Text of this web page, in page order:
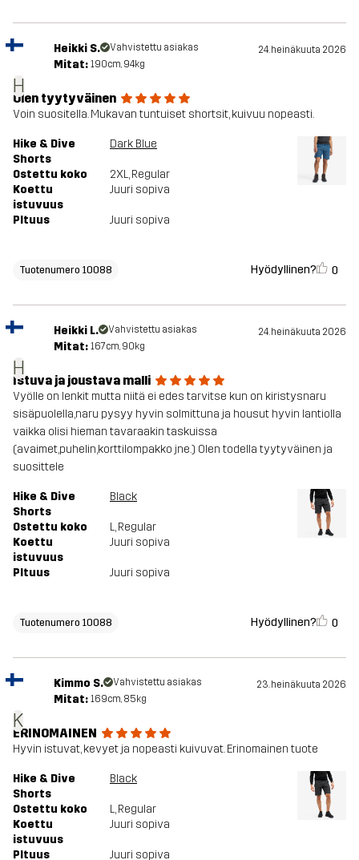
H
Heikki S. Vahvistettu asiakas 24. heinäkuuta 2026
Mitat: 190cm, 94kg
Olen tyytyväinen
Voin suositella. Mukavan tuntuiset shortsit, kuivuu nopeasti.
Hike & Dive
Shorts
Dark Blue
Ostettu koko 2XL, Regular
Koettu
istuvuus
Juuri sopiva
PItuus Juuri sopiva
Tuotenumero 10088 Hyödyllinen? 0
H
Heikki L. Vahvistettu asiakas 24. heinäkuuta 2026
Mitat: 167cm, 90kg
Istuva ja joustava malli
Vyölle on lenkit mutta niitä ei edes tarvitse kun on kiristysnaru
sisäpuolella,naru pysyy hyvin solmittuna ja housut hyvin lantiolla
vaikka olisi hieman tavaraakin taskuissa
(avaimet,puhelin,korttilompakko jne.) Olen todella tyytyväinen ja
suosittele
Hike & Dive
Shorts
Black
Ostettu koko L, Regular
Koettu
istuvuus
Juuri sopiva
PItuus Juuri sopiva
Tuotenumero 10088 Hyödyllinen? 0
K
Kimmo S. Vahvistettu asiakas 23. heinäkuuta 2026
Mitat: 169cm, 85kg
ERINOMAINEN
Hyvin istuvat, kevyet ja nopeasti kuivuvat. Erinomainen tuote
Hike & Dive
Shorts
Black
Ostettu koko L, Regular
Koettu
istuvuus
Juuri sopiva
PItuus Juuri sopiva